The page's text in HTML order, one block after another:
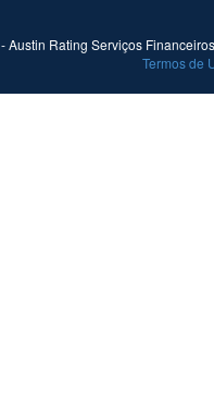
- Austin Rating Serviços
Termos de